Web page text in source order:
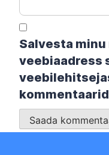
Salvesta
veebiaadress